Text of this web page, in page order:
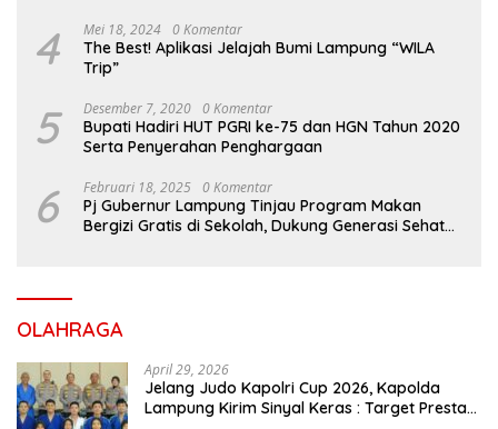
4 Mei 18, 2024 0 Komentar
The Best! Aplikasi Jelajah Bumi Lampung “WILA
Trip”
5 Desember 7, 2020 0 Komentar
Bupati Hadiri HUT PGRI ke-75 dan HGN Tahun 2020
Serta Penyerahan Penghargaan
6 Februari 18, 2025 0 Komentar
Pj Gubernur Lampung Tinjau Program Makan
Bergizi Gratis di Sekolah, Dukung Generasi Sehat
OLAHRAGA
April 29, 2026
Jelang Judo Kapolri Cup 2026, Kapolda
Lampung Kirim Sinyal Keras : Target Prestasi